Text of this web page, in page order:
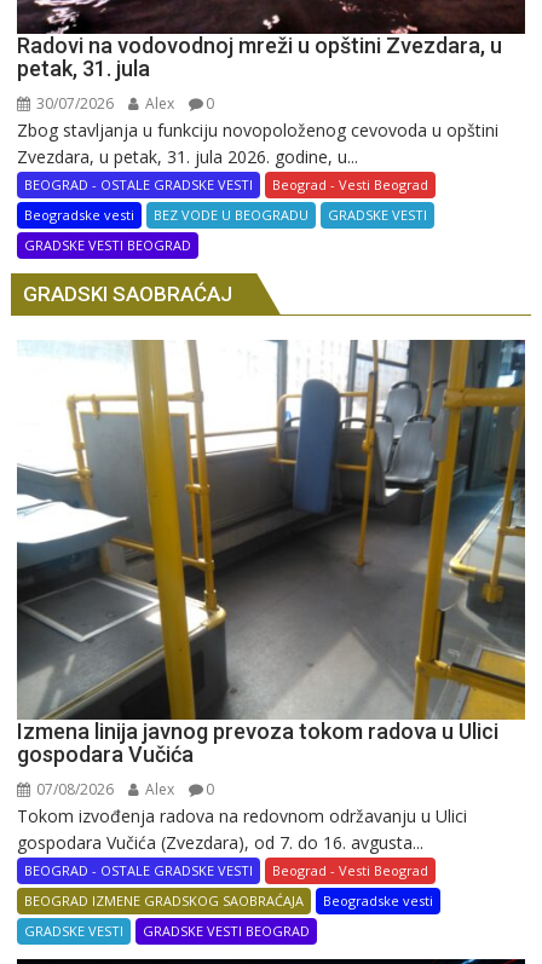
Radovi na vodovodnoj mreži u opštini Zvezdara, u
petak, 31. jula
30/07/2026 Alex 0
Zbog stavljanja u funkciju novopoloženog cevovoda u opštini
Zvezdara, u petak, 31. jula 2026. godine, u...
BEOGRAD - OSTALE GRADSKE VESTI
Beograd - Vesti Beograd
Beogradske vesti
BEZ VODE U BEOGRADU
GRADSKE VESTI
GRADSKE VESTI BEOGRAD
GRADSKI SAOBRAĆAJ
Izmena linija javnog prevoza tokom radova u Ulici
gospodara Vučića
07/08/2026 Alex 0
Tokom izvođenja radova na redovnom održavanju u Ulici
gospodara Vučića (Zvezdara), od 7. do 16. avgusta...
BEOGRAD - OSTALE GRADSKE VESTI
Beograd - Vesti Beograd
BEOGRAD IZMENE GRADSKOG SAOBRAĆAJA
Beogradske vesti
GRADSKE VESTI
GRADSKE VESTI BEOGRAD